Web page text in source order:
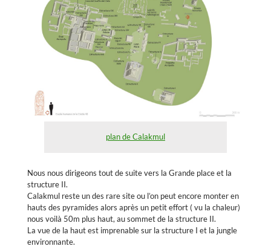
plan de Calakmul
Nous nous dirigeons tout de suite vers la Grande place et la
structure II.
Calakmul reste un des rare site ou l’on peut encore monter en
hauts des pyramides alors après un petit effort ( vu la chaleur)
nous voilà 50m plus haut, au sommet de la structure II.
La vue de la haut est imprenable sur la structure I et la jungle
environnante.